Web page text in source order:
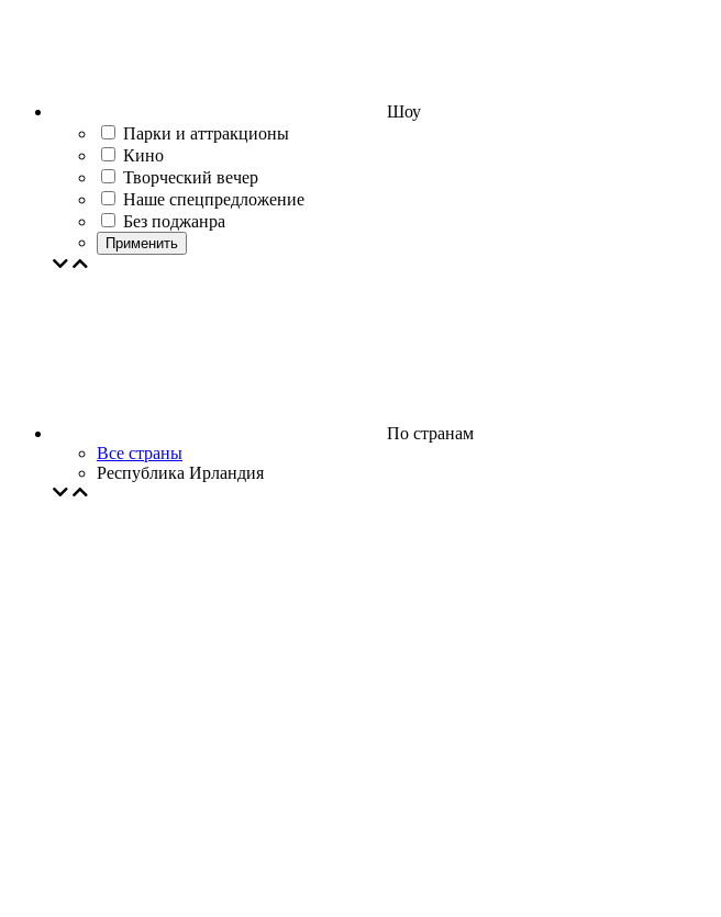
Шоу
Парки и аттракционы
Кино
Творческий вечер
Наше спецпредложение
Без поджанра
Применить
По странам
Все страны
Республика Ирландия